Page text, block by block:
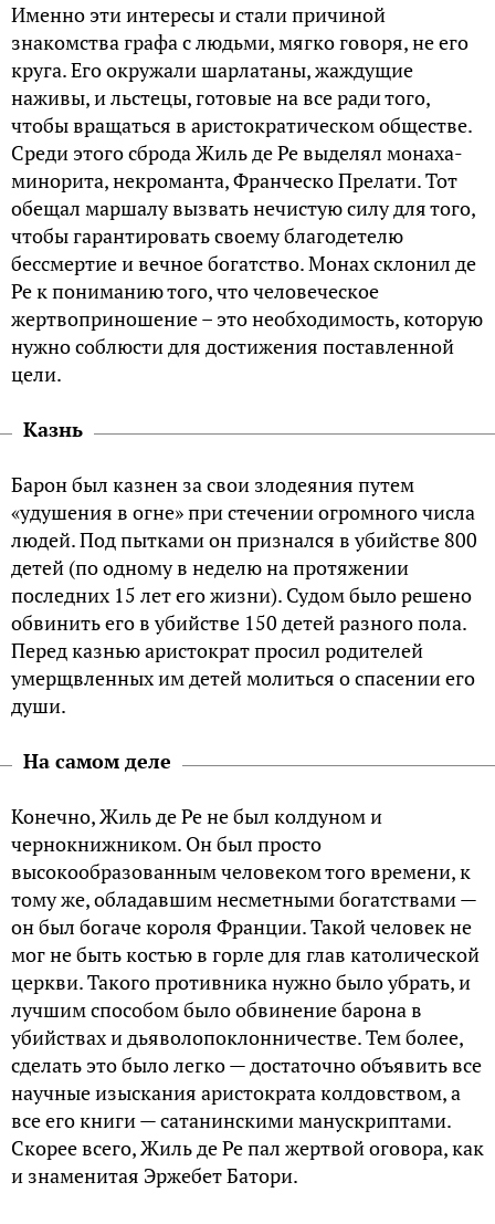
Именно эти интересы и стали причиной
знакомства графа с людьми, мягко говоря, не его
круга. Его окружали шарлатаны, жаждущие
наживы, и льстецы, готовые на все ради того,
чтобы вращаться в аристократическом обществе.
Среди этого сброда Жиль де Ре выделял монаха-
минорита, некроманта, Франческо Прелати. Тот
обещал маршалу вызвать нечистую силу для того,
чтобы гарантировать своему благодетелю
бессмертие и вечное богатство. Монах склонил де
Ре к пониманию того, что человеческое
жертвоприношение – это необходимость, которую
нужно соблюсти для достижения поставленной
цели.
Казнь
Барон был казнен за свои злодеяния путем
«удушения в огне» при стечении огромного числа
людей. Под пытками он признался в убийстве 800
детей (по одному в неделю на протяжении
последних 15 лет его жизни). Судом было решено
обвинить его в убийстве 150 детей разного пола.
Перед казнью аристократ просил родителей
умерщвленных им детей молиться о спасении его
души.
На самом деле
Конечно, Жиль де Ре не был колдуном и
чернокнижником. Он был просто
высокообразованным человеком того времени, к
тому же, обладавшим несметными богатствами —
он был богаче короля Франции. Такой человек не
мог не быть костью в горле для глав католической
церкви. Такого противника нужно было убрать, и
лучшим способом было обвинение барона в
убийствах и дьяволопоклонничестве. Тем более,
сделать это было легко — достаточно объявить все
научные изыскания аристократа колдовством, а
все его книги — сатанинскими манускриптами.
Скорее всего, Жиль де Ре пал жертвой оговора, как
и знаменитая Эржебет Батори.